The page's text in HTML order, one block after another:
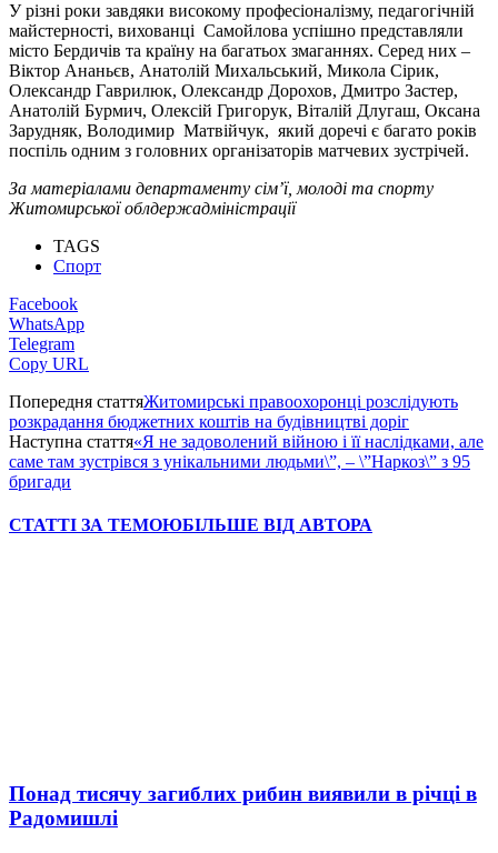
У різні роки завдяки високому професіоналізму, педагогічній
майстерності, вихованці Самойлова успішно представляли
місто Бердичів та країну на багатьох змаганнях. Серед них –
Віктор Ананьєв, Анатолій Михальський, Микола Сірик,
Олександр Гаврилюк, Олександр Дорохов, Дмитро Застер,
Анатолій Бурмич, Олексій Григорук, Віталій Длугаш, Оксана
Зарудняк, Володимир Матвійчук, який доречі є багато років
поспіль одним з головних організаторів матчевих зустрічей.
За матеріалами департаменту сім’ї, молоді та спорту
Житомирської облдержадміністрації
TAGS
Спорт
Facebook
WhatsApp
Telegram
Copy URL
Попередня статтяЖитомирські правоохоронці розслідують
розкрадання бюджетних коштів на будівництві доріг
Наступна стаття«Я не задоволений війною і її наслідками, але
саме там зустрівся з унікальними людьми\”, – \”Наркоз\” з 95
бригади
СТАТТІ ЗА ТЕМОЮБІЛЬШЕ ВІД АВТОРА
Понад тисячу загиблих рибин виявили в річці в
Радомишлі